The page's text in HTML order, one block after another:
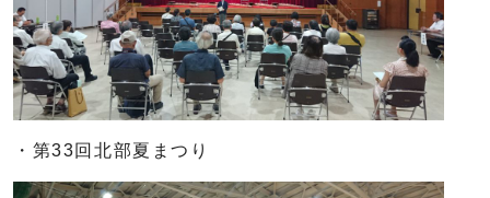
・第33回北部夏まつり